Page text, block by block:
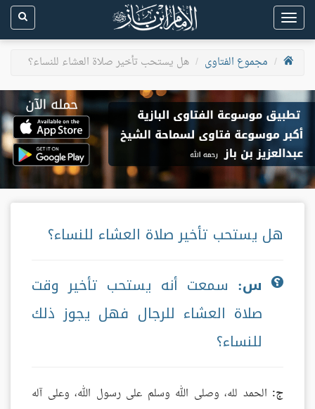
Toggle
navigation
مجموع الفتاوى
هل يستحب تأخير صلاة العشاء للنساء؟
هل يستحب تأخير صلاة العشاء للنساء؟
س: سمعت أنه يستحب تأخير وقت
صلاة العشاء للرجال فهل يجوز ذلك
للنساء؟
ج: الحمد لله، وصلى الله وسلم على رسول الله، وعلى آله